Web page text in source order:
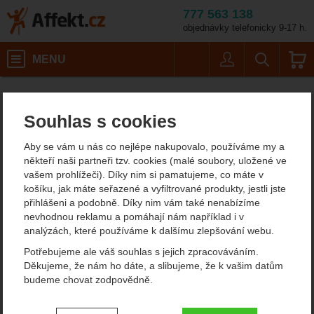
Souhlas s cookies
Aby se vám u nás co nejlépe nakupovalo, používáme my a
někteří naši partneři tzv. cookies (malé soubory, uložené ve
vašem prohlížeči). Díky nim si pamatujeme, co máte v
košíku, jak máte seřazené a vyfiltrované produkty, jestli jste
přihlášeni a podobně. Díky nim vám také nenabízíme
nevhodnou reklamu a pomáhají nám například i v
analýzách, které používáme k dalšímu zlepšování webu.
Potřebujeme ale váš souhlas s jejich zpracováváním.
Děkujeme, že nám ho dáte, a slibujeme, že k vašim datům
budeme chovat zodpovědně.
Nastavení souhlasů s kategoriemi
777 563 138
objednávky telefonicky 9-17 h.
MENU
Mountain Equipment Superflux Mens Jacket
Mountain Equipment
Superflux Mens Jacket
Fotografie